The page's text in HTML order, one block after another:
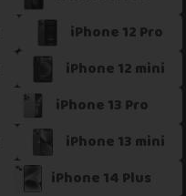
iPhone 12 Pro
iPhone 12 mini
iPhone 13 Pro
iPhone 13 mini
iPhone 14 Plus